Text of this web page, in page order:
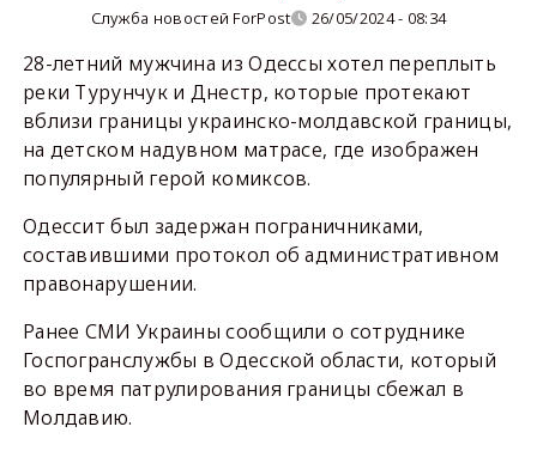
Служба новостей ForPost 26/05/2024 - 08:34
28-летний мужчина из Одессы хотел переплыть
реки Турунчук и Днестр, которые протекают
вблизи границы украинско-молдавской границы,
на детском надувном матрасе, где изображен
популярный герой комиксов.
Одессит был задержан пограничниками,
составившими протокол об административном
правонарушении.
Ранее СМИ Украины сообщили о сотруднике
Госпогранслужбы в Одесской области, который
во время патрулирования границы сбежал в
Молдавию.